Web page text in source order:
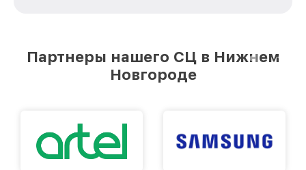
лучшим сервисным центром Philips в городе
Нижнем Новгороде, постоянно повышая
Партнеры нашего СЦ в Нижнем
Новгороде